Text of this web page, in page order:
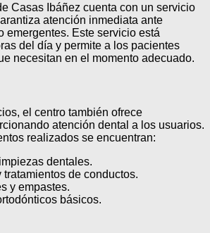
Casas Ibáñez cuenta con un servicio
atención inmediata ante
emergentes. Este servicio está
del día y permite a los pacientes
necesitan en el momento adecuado.
el centro también ofrece
atención dental a los usuarios.
realizados se encuentran:
dentales.
tratamientos de conductos.
y empastes.
básicos.